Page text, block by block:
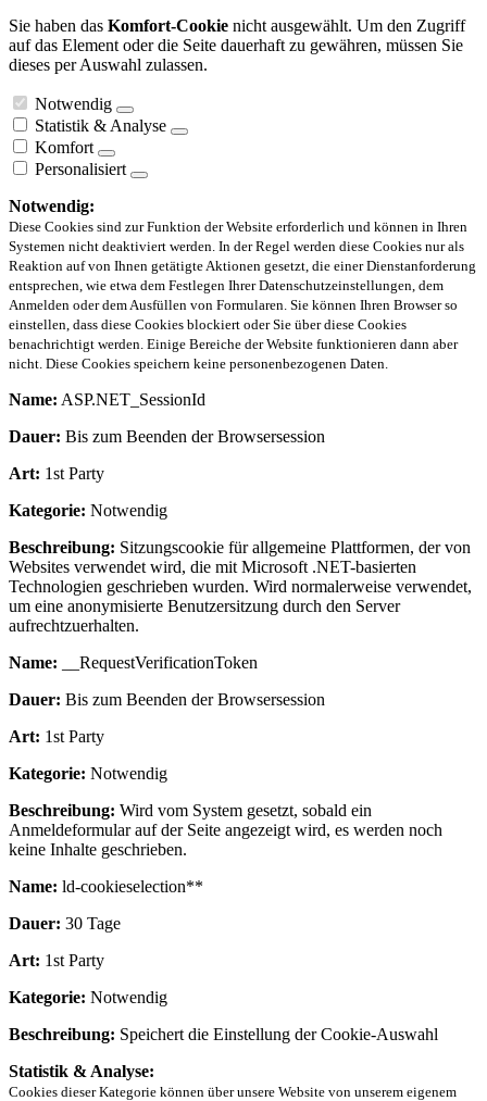
Sie haben das Komfort-Cookie nicht ausgewählt. Um den Zugriff
auf das Element oder die Seite dauerhaft zu gewähren, müssen Sie
dieses per Auswahl zulassen.
Notwendig
Statistik & Analyse
Komfort
Personalisiert
Notwendig:
Diese Cookies sind zur Funktion der Website erforderlich und können in Ihren
Systemen nicht deaktiviert werden. In der Regel werden diese Cookies nur als
Reaktion auf von Ihnen getätigte Aktionen gesetzt, die einer Dienstanforderung
entsprechen, wie etwa dem Festlegen Ihrer Datenschutzeinstellungen, dem
Anmelden oder dem Ausfüllen von Formularen. Sie können Ihren Browser so
einstellen, dass diese Cookies blockiert oder Sie über diese Cookies
benachrichtigt werden. Einige Bereiche der Website funktionieren dann aber
nicht. Diese Cookies speichern keine personenbezogenen Daten.
Name: ASP.NET_SessionId
Dauer: Bis zum Beenden der Browsersession
Art: 1st Party
Kategorie: Notwendig
Beschreibung: Sitzungscookie für allgemeine Plattformen, der von
Websites verwendet wird, die mit Microsoft .NET-basierten
Technologien geschrieben wurden. Wird normalerweise verwendet,
um eine anonymisierte Benutzersitzung durch den Server
aufrechtzuerhalten.
Name: __RequestVerificationToken
Dauer: Bis zum Beenden der Browsersession
Art: 1st Party
Kategorie: Notwendig
Beschreibung: Wird vom System gesetzt, sobald ein
Anmeldeformular auf der Seite angezeigt wird, es werden noch
keine Inhalte geschrieben.
Name: ld-cookieselection**
Dauer: 30 Tage
Art: 1st Party
Kategorie: Notwendig
Beschreibung: Speichert die Einstellung der Cookie-Auswahl
Statistik & Analyse:
Cookies dieser Kategorie können über unsere Website von unserem eigenem